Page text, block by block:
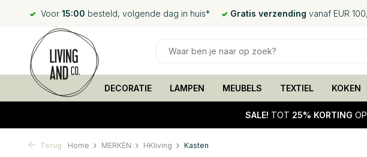
Voor 15:00 besteld, volgende dag in huis* Gratis verzending vanaf EUR
DECORATIE LAMPEN MEUBELS TEXTIEL KOKEN
SALE! TOT 25% KORTING
Terug Home MERKEN HKliving Kasten